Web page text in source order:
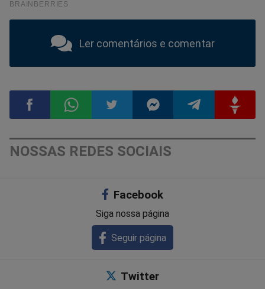
Ler comentários e comentar
CompartilharCompartilhar
Whatsapp
Compartilhar
Twitter
Compartilhar
Messenger
NOSSAS REDES SOCIAIS
Facebook
Siga nossa página
Seguir página
Twitter